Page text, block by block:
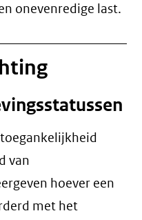
onevenredige last.
van
hoever een
met het